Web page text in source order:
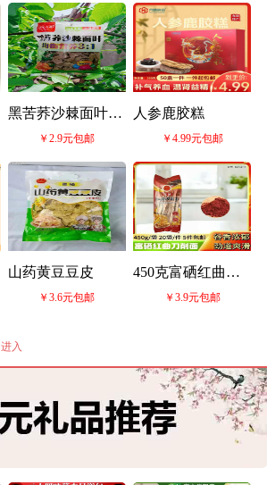
黑苦荞沙棘面叶
￥2.9元包邮
人参鹿胶糕
￥4.99元包邮
山药黄豆豆皮
￥3.6元包邮
450克富硒红曲刀
￥3.9元包邮
进入